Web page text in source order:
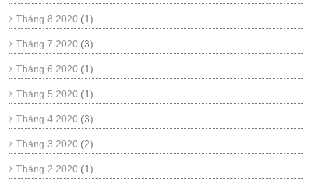
Tháng 8 2020 (1)
Tháng 7 2020 (3)
Tháng 6 2020 (1)
Tháng 5 2020 (1)
Tháng 4 2020 (3)
Tháng 3 2020 (2)
Tháng 2 2020 (1)